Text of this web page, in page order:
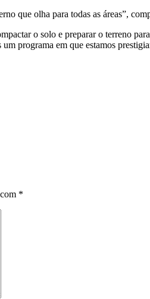
que olha para todas as áreas”,
o solo e preparar o terreno
programa em que estamos
*